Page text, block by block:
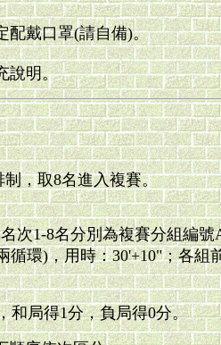
配戴口罩(請自備)。
說明。
，取8名進入複賽。
次1-8名分別為複賽分組編
)，用時：30'+10"；各組
和局得1分，負局得0分。